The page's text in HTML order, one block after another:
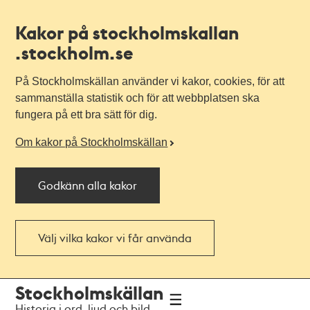
Kakor på stockholmskallan
.stockholm.se
På Stockholmskällan använder vi kakor, cookies, för att
sammanställa statistik och för att webbplatsen ska
fungera på ett bra sätt för dig.
Om kakor på Stockholmskällan
Godkänn alla kakor
Välj vilka kakor vi får använda
navigationen
huvudinnehållet
Stockholmskällan